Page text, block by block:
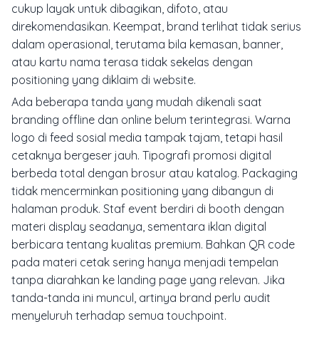
cukup layak untuk dibagikan, difoto, atau
direkomendasikan. Keempat, brand terlihat tidak serius
dalam operasional, terutama bila kemasan, banner,
atau kartu nama terasa tidak sekelas dengan
positioning yang diklaim di website.
Ada beberapa tanda yang mudah dikenali saat
branding offline dan online belum terintegrasi. Warna
logo di feed sosial media tampak tajam, tetapi hasil
cetaknya bergeser jauh. Tipografi promosi digital
berbeda total dengan brosur atau katalog. Packaging
tidak mencerminkan positioning yang dibangun di
halaman produk. Staf event berdiri di booth dengan
materi display seadanya, sementara iklan digital
berbicara tentang kualitas premium. Bahkan QR code
pada materi cetak sering hanya menjadi tempelan
tanpa diarahkan ke landing page yang relevan. Jika
tanda-tanda ini muncul, artinya brand perlu audit
menyeluruh terhadap semua touchpoint.